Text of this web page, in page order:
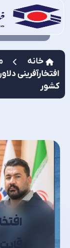
خانه
افتخارآفرینی
کشور